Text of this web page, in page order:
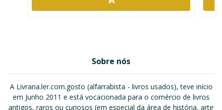
Sobre nós
A Livraria.ler.com.gosto (alfarrabista - livros usados), teve início
em Junho 2011 e está vocacionada para o comércio de livros
antigos, raros ou curiosos (em especial da área de história, arte